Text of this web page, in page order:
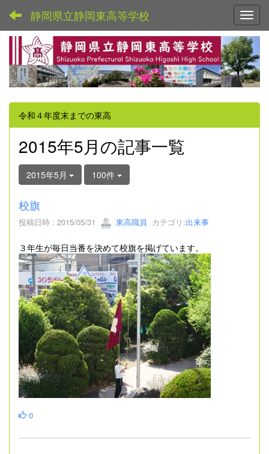
静岡県立静岡東高等学校
令和４年度末までの東高
2015年5月の記事一覧
2015年5月 100件
校旗
投稿日時 : 2015/05/31 東高職員 カテゴリ:出来事
３年生が毎日当番を決めて校旗を掲げています。
0